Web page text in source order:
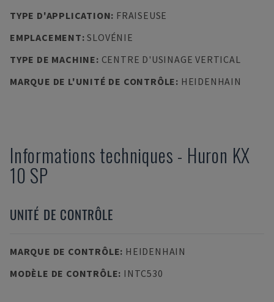
TYPE D'APPLICATION: FRAISEUSE
EMPLACEMENT:SLOVÉNIE
TYPE DE MACHINE: CENTRE D'USINAGE VERTICAL
MARQUE DE L'UNITÉ DE CONTRÔLE: HEIDENHAIN
Informations techniques - Huron KX
10 SP
UNITÉ DE CONTRÔLE
MARQUE DE CONTRÔLE: HEIDENHAIN
MODÈLE DE CONTRÔLE: INTC530